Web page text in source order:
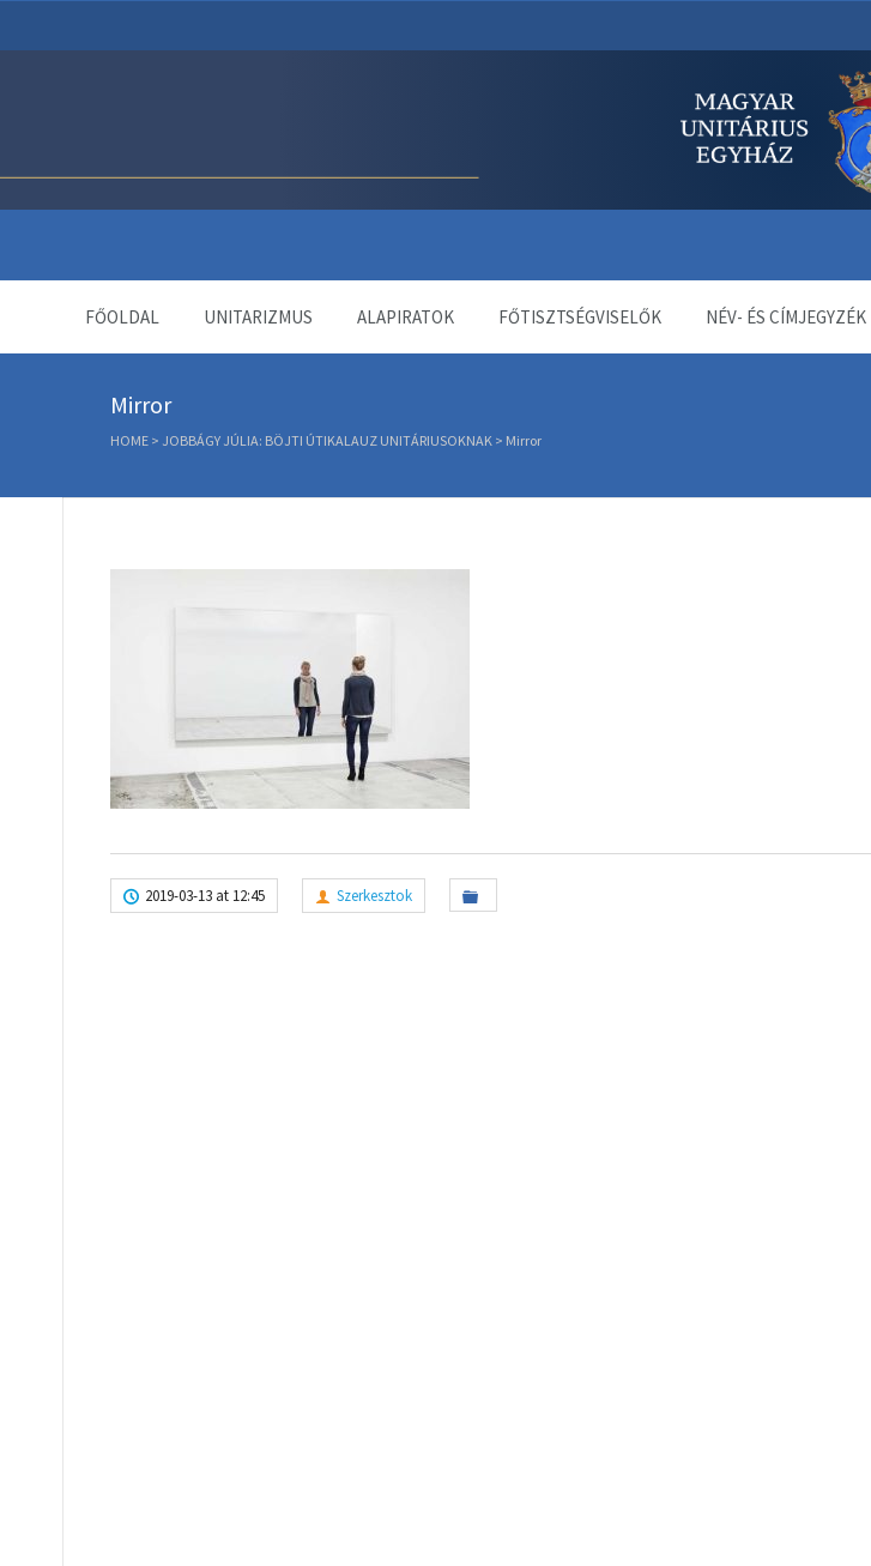
FŐOLDAL UNITARIZMUS ALAPIRATOK FŐTISZTSÉGVISELŐK NÉV- ÉS CÍMJEGYZÉK
Mirror
HOME > JOBBÁGY JÚLIA: BÖJTI ÚTIKALAUZ UNITÁRIUSOKNAK > Mirror
2019-03-13 at 12:45 Szerkesztok